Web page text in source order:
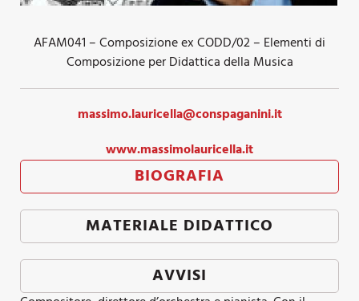
AFAM041 – Composizione ex CODD/02 – Elementi di
Composizione per Didattica della Musica
massimo.lauricella@conspaganini.it
www.massimolauricella.it
BIOGRAFIA
MATERIALE DIDATTICO
AVVISI